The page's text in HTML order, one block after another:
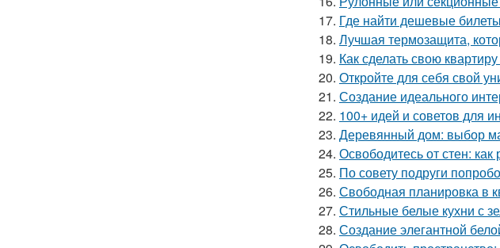
17. Где найти дешевые
18. Лучшая термозащита,
19. Как сделать свою
20. Откройте для себя свой
21. Создание идеального
22. 100+ идей и советов для
23. Деревянный дом: выбор
24. Освободитесь от стен:
25. По совету подруги
26. Свободная планировка в
27. Стильные белые кухни с
28. Создание элегантной